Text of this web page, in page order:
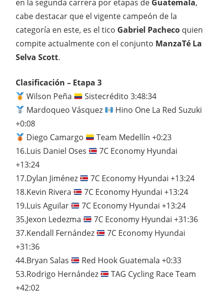
en la segunda carrera por etapas de Guatemala,
cabe destacar que el vigente campeón de la
categoría en este, es el tico Gabriel Pacheco quien
compite actualmente con el conjunto ManzaTé La
Selva Scott.
Clasificación – Etapa 3
Wilson Peña
Sistecrédito 3:48:34
Mardoqueo Vásquez
Hino One La Red Suzuki
+0:08
Diego Camargo
Team Medellín +0:23
16.Luis Daniel Oses
7C Economy Hyundai
+13:24
17.Dylan Jiménez
7C Economy Hyundai +13:24
18.Kevin Rivera
7C Economy Hyundai +13:24
19.Luis Aguilar
7C Economy Hyundai +13:24
35.Jexon Ledezma
7C Economy Hyundai +31:36
37.Kendall Fernández
7C Economy Hyundai
+31:36
44.Bryan Salas
Red Hook Guatemala +0:33
53.Rodrigo Hernández
TAG Cycling Race Team
+42:02